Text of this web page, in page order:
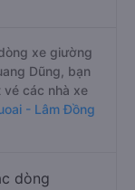
xe giường
Dũng, bạn
vé các nhà xe
- Lâm Đồng
dòng